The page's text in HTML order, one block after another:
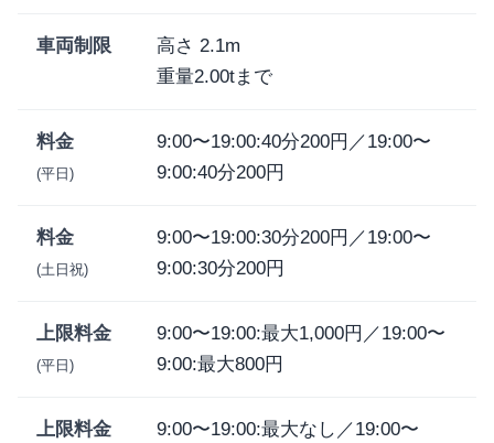
車両制限
高さ 2.1m
重量2.00tまで
料金
(平日)
9:00〜19:00:40分200円／19:00〜
9:00:40分200円
料金
(土日祝)
9:00〜19:00:30分200円／19:00〜
9:00:30分200円
上限料金
(平日)
9:00〜19:00:最大1,000円／19:00〜
9:00:最大800円
上限料金
9:00〜19:00:最大なし／19:00〜